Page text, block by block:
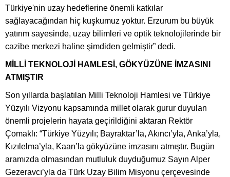
Türkiye'nin uzay hedeflerine önemli katkılar
sağlayacağından hiç kuşkumuz yoktur. Erzurum bu büyük
yatırım sayesinde, uzay bilimleri ve optik teknolojilerinde bir
cazibe merkezi haline şimdiden gelmiştir” dedi.
MİLLİ TEKNOLOJİ HAMLESİ, GÖKYÜZÜNE İMZASINI
ATMIŞTIR
Son yıllarda başlatılan Milli Teknoloji Hamlesi ve Türkiye
Yüzyılı Vizyonu kapsamında millet olarak gurur duyulan
önemli projelerin hayata geçirildiğini aktaran Rektör
Çomaklı: “Türkiye Yüzyılı; Bayraktar’la, Akıncı’yla, Anka’yla,
Kızılelma’yla, Kaan’la gökyüzüne imzasını atmıştır. Bugün
aramızda olmasından mutluluk duyduğumuz Sayın Alper
Gezeravcı’yla da Türk Uzay Bilim Misyonu çerçevesinde